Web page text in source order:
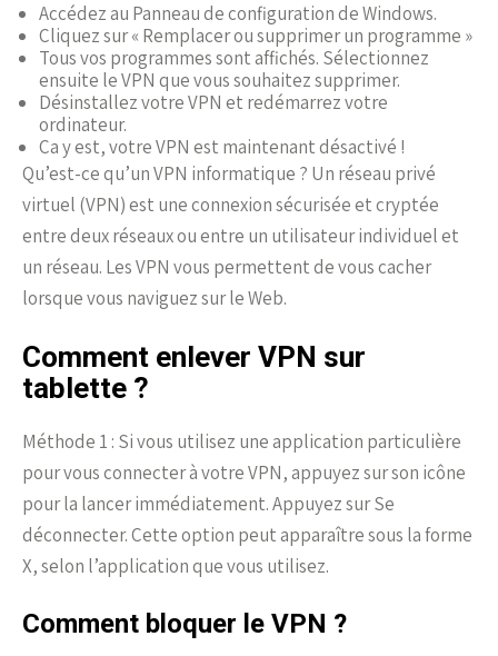
Accédez au Panneau de configuration de Windows.
Cliquez sur « Remplacer ou supprimer un programme »
Tous vos programmes sont affichés. Sélectionnez
ensuite le VPN que vous souhaitez supprimer.
Désinstallez votre VPN et redémarrez votre
ordinateur.
Ça y est, votre VPN est maintenant désactivé !
Qu’est-ce qu’un VPN informatique ? Un réseau privé
virtuel (VPN) est une connexion sécurisée et cryptée
entre deux réseaux ou entre un utilisateur individuel et
un réseau. Les VPN vous permettent de vous cacher
lorsque vous naviguez sur le Web.
Comment enlever VPN sur
tablette ?
Méthode 1 : Si vous utilisez une application particulière
pour vous connecter à votre VPN, appuyez sur son icône
pour la lancer immédiatement. Appuyez sur Se
déconnecter. Cette option peut apparaître sous la forme
X, selon l’application que vous utilisez.
Comment bloquer le VPN ?